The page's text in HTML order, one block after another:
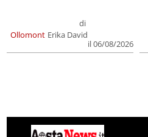
Ollomont
di
Erika David
il 06/08/2026